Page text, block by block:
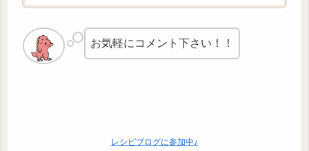
お気軽にコメント下さい！！
レシピブログに参加中♪